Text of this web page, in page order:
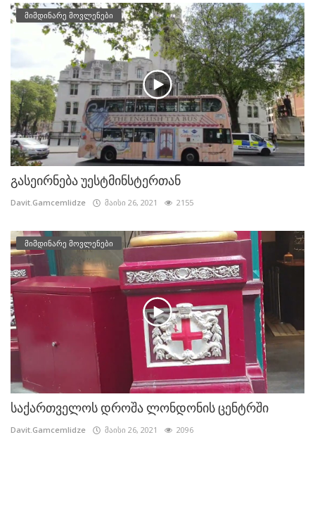
მიმდინარე მოვლენები
გასეირნება უესტმინსტერთან
Davit.Gamcemlidze მაისი 26, 2021 2155
მიმდინარე მოვლენები
საქართველოს დროშა ლონდონის ცენტრში
Davit.Gamcemlidze მაისი 26, 2021 2096